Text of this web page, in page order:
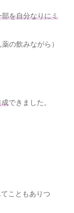
を自分なりにミ
の飲みながら）
成できました。
こともありつ